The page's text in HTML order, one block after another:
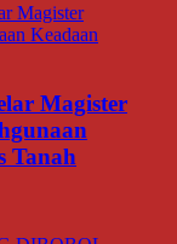
Magister
Tanah